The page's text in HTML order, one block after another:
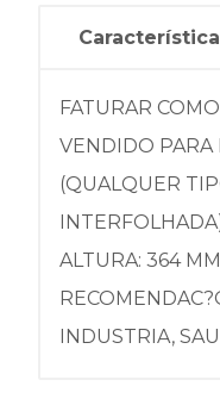
FATURAR
VENDIDO PARA
(QUALQUER
ALTURA: 364
INDUSTRIA,